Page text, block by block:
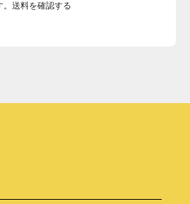
送料を確認する